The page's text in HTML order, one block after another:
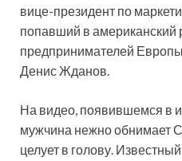
вице-президент по
попавший в американский
предпринимателей
Денис Жданов.
На видео, появившемся в
мужчина нежно обнимает
целует в голову.